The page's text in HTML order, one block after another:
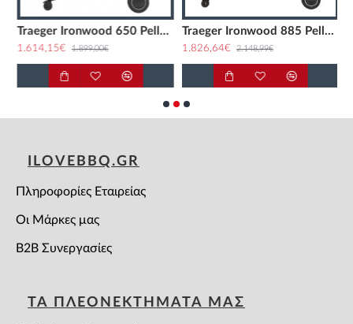
Traeger Ironwood 650 Pellet Grill
1.614,15€ 1.899,00€
Traeger Ironwood 885 Pellet Grill
1.826,64€ 2.148,99€
ILOVEBBQ.GR
Πληροφορίες Εταιρείας
Οι Μάρκες μας
B2B Συνεργασίες
ΤΑ ΠΛΕΟΝΕΚΤΗΜΑΤΑ ΜΑΣ